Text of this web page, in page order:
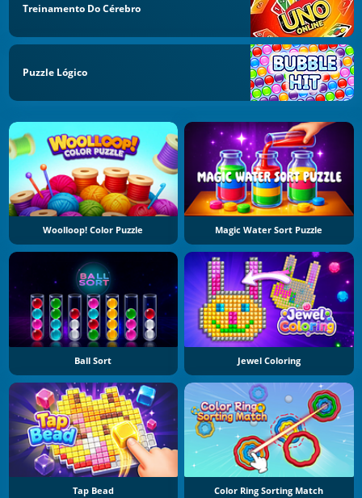
Treinamento Do Cérebro
Puzzle Lógico
Woolloop! Color Puzzle Magic Water Sort Puzzle
Ball Sort Jewel Coloring
Tap Bead Color Ring Sorting Match